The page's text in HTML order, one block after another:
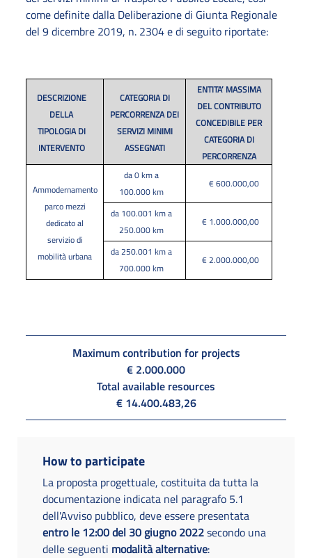
come definite dalla Deliberazione di Giunta Regionale
del 9 dicembre 2019, n. 2304 e di seguito riportate:
DESCRIZIONE
DELLA
TIPOLOGIA DI
INTERVENTO
CATEGORIA DI
PERCORRENZA DEI
SERVIZI MINIMI
ASSEGNATI
ENTITA’ MASSIMA
DEL CONTRIBUTO
CONCEDIBILE PER
CATEGORIA DI
PERCORRENZA
Ammodernamento
parco mezzi
dedicato al
servizio di
mobilità urbana
da 0 km a
100.000 km
€ 600.000,00
da 100.001 km a
250.000 km
€ 1.000.000,00
da 250.001 km a
700.000 km
€ 2.000.000,00
Maximum contribution for projects
€ 2.000.000
Total available resources
€ 14.400.483,26
How to participate
La proposta progettuale, costituita da tutta la
documentazione indicata nel paragrafo 5.1
dell'Avviso pubblico, deve essere presentata
entro le 12:00 del 30 giugno 2022secondo una
delle seguenti modalità alternative: